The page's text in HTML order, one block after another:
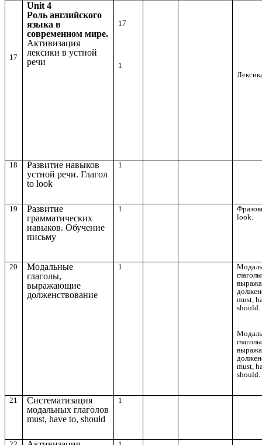
17
Unit 4
Роль английского
языка в
современном мире.
Активизация
лексики в устной
речи
17
1
18
Развитие навыков
устной речи. Глагол
to look
1
19
Развитие
грамматических
навыков. Обучение
письму
1
look.
20
Модальные
глаголы,
выражающие
долженствование
1
must,
should.
must,
should.
21
Систематизация
модальных глаголов
must, have to, should
1